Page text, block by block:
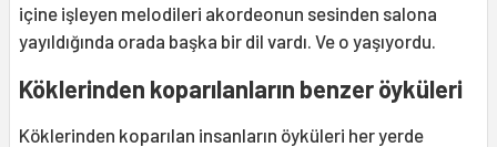
içine işleyen melodileri akordeonun sesinden salona
yayıldığında orada başka bir dil vardı. Ve o yaşıyordu.
Köklerinden koparılanların benzer öyküleri
Köklerinden koparılan insanların öyküleri her yerde